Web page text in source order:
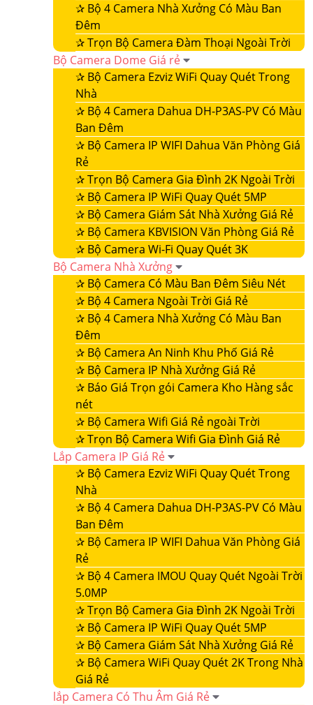
✰ Bộ 4 Camera Nhà Xưởng Có Màu Ban
Đêm
✰Trọn Bộ Camera Đàm Thoại Ngoài Trời
Bộ Camera Dome Giá rẻ
✰ Bộ Camera Ezviz WiFi Quay Quét Trong
Nhà
✰ Bộ 4 Camera Dahua DH-P3AS-PV Có Màu
Ban Đêm
✰ Bộ Camera IP WIFI Dahua Văn Phòng Giá
Rẻ
✰Trọn Bộ Camera Gia Đình 2K Ngoài Trời
✰ Bộ Camera IP WiFi Quay Quét 5MP
✰ Bộ Camera Giám Sát Nhà Xưởng Giá Rẻ
✰ Bộ Camera KBVISION Văn Phòng Giá Rẻ
✰ Bộ Camera Wi-Fi Quay Quét 3K
Bộ Camera Nhà Xưởng
✰ Bộ Camera Có Màu Ban Đêm Siêu Nét
✰ Bộ 4 Camera Ngoài Trời Giá Rẻ
✰ Bộ 4 Camera Nhà Xưởng Có Màu Ban
Đêm
✰ Bộ Camera An Ninh Khu Phố Giá Rẻ
✰ Bộ Camera IP Nhà Xưởng Giá Rẻ
✰ Báo Giá Trọn gói Camera Kho Hàng sắc
nét
✰ Bộ Camera Wifi Giá Rẻ ngoài Trời
✰Trọn Bộ Camera Wifi Gia Đình Giá Rẻ
Lắp Camera IP Giá Rẻ
✰ Bộ Camera Ezviz WiFi Quay Quét Trong
Nhà
✰ Bộ 4 Camera Dahua DH-P3AS-PV Có Màu
Ban Đêm
✰ Bộ Camera IP WIFI Dahua Văn Phòng Giá
Rẻ
✰ Bộ 4 Camera IMOU Quay Quét Ngoài Trời
5.0MP
✰Trọn Bộ Camera Gia Đình 2K Ngoài Trời
✰ Bộ Camera IP WiFi Quay Quét 5MP
✰ Bộ Camera Giám Sát Nhà Xưởng Giá Rẻ
✰ Bộ Camera WiFi Quay Quét 2K Trong Nhà
Giá Rẻ
lắp Camera Có Thu Âm Giá Rẻ